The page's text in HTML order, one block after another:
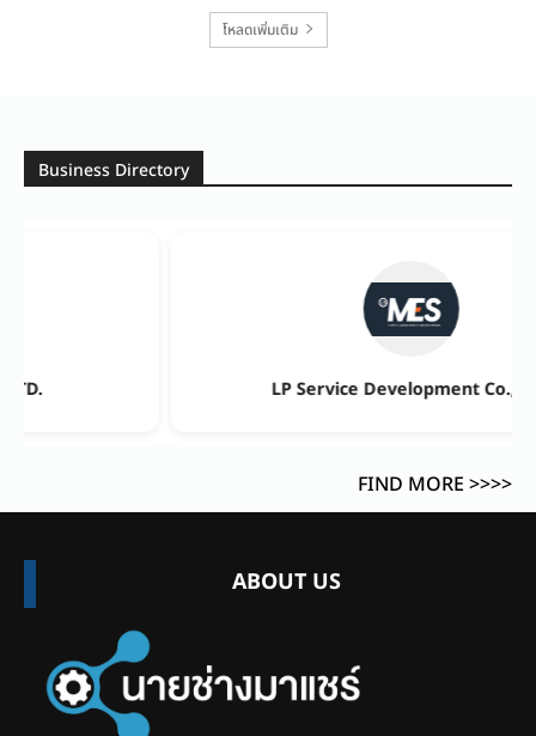
โหลดเพิ่มเติม
Business Directory
Co., Ltd. GRE COMPOSITES CO.,
FIND MORE >>>>
ABOUT US